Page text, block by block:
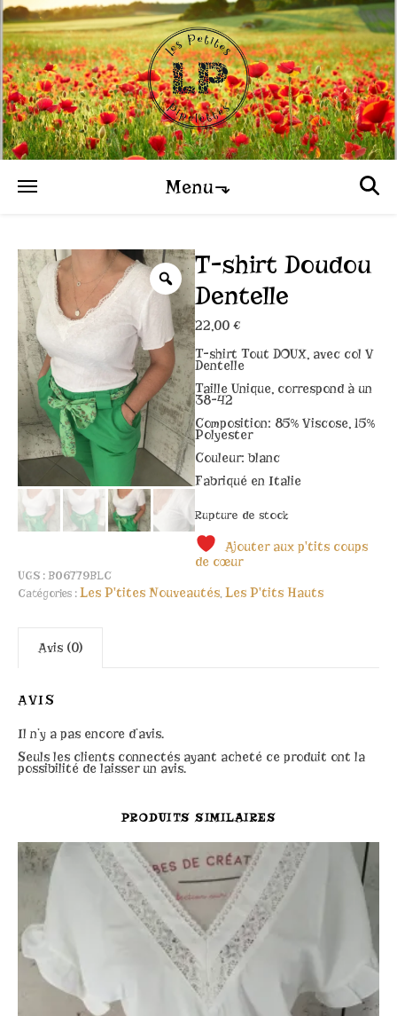
Menu⬎
T-shirt Doudou
Dentelle
22,00 €
T-shirt Tout DOUX, avec col V
Dentelle
Taille Unique, correspond à un
38-42
Composition: 85% Viscose, 15%
Polyester
Couleur: blanc
Fabriqué en Italie
Rupture de stock
Ajouter aux p'tits coups
de cœur
UGS : B06779BLC
Catégories : Les P'tites Nouveautés, Les P'tits Hauts
Avis (0)
AVIS
Il n’y a pas encore d’avis.
Seuls les clients connectés ayant acheté ce produit ont la
possibilité de laisser un avis.
PRODUITS SIMILAIRES